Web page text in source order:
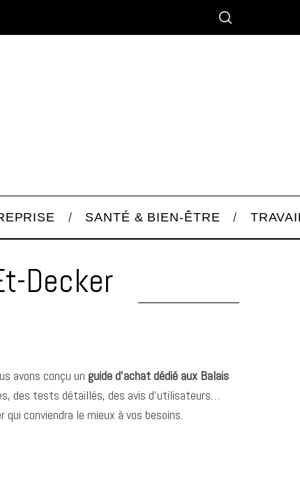
SANTÉ & BIEN-ÊTRE
Decker
avons conçu un guide d’achat dédié aux Balais
des tests détaillés, des avis d’utilisateurs…
conviendra le mieux à vos besoins.